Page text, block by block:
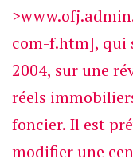
com-f.htm], qui
2004, sur une
réels
foncier. Il est
modifier une